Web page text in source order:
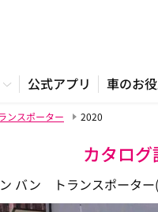
公式アプリ 車のお
スポーター 2020
カタログ
バン トランスポータ